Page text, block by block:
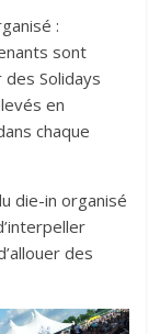
:
sont
Solidays
en
chaque
die-in organisé
des